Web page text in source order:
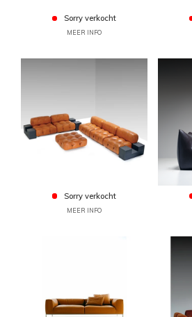
Sorry verkocht
MEER INFO
Sorry verkocht
MEER INFO